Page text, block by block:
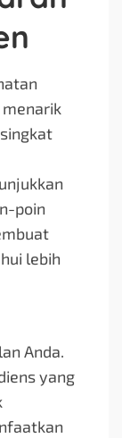
poin
lebih
Anda.
yang